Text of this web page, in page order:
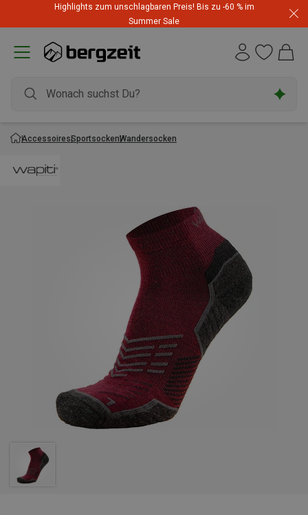
Highlights zum unschlagbaren Preis! Bis zu -60 % im
Summer Sale
AccessoiresSportsockenWandersocken